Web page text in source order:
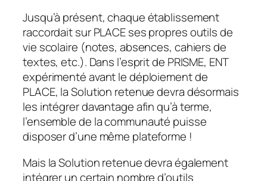
Jusqu’à présent, chaque établissement
raccordait sur PLACE ses propres outils de
vie scolaire (notes, absences, cahiers de
textes, etc.). Dans l’esprit de PRISME, ENT
expérimenté avant le déploiement de
PLACE, la Solution retenue devra désormais
les intégrer davantage afin qu’à terme,
l’ensemble de la communauté puisse
disposer d’une même plateforme !
Mais la Solution retenue devra également
intégrer un certain nombre d’outils